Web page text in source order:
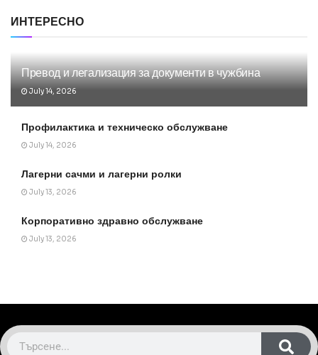
ИНТЕРЕСНО
Превод и легализация за документи в чужбина
July 14, 2026
Профилактика и техническо обслужване
July 14, 2026
Лагерни сачми и лагерни ролки
July 13, 2026
Корпоративно здравно обслужване
July 13, 2026